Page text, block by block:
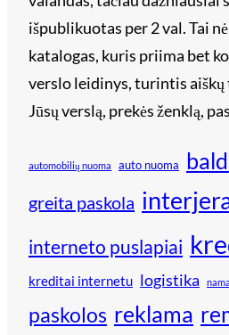
išpublikuotas per 2 val. Tai
katalogas, kuris priima bet
verslo leidinys, turintis
Jūsų verslą, prekės ženklą,
automobilių nuoma auto nuoma
greita paskola
interneto puslapiai
kreditai internetu logistika
paskolos reklama